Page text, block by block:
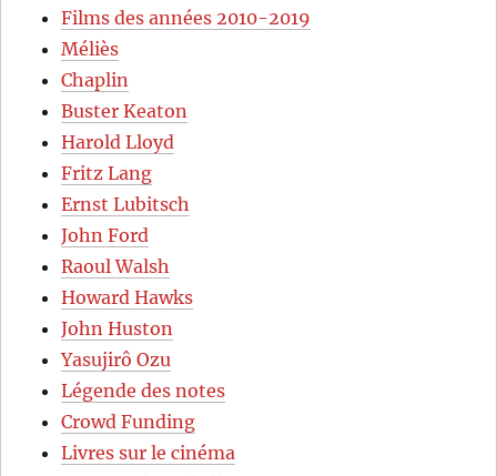
Films des années 2010-2019
Méliès
Chaplin
Buster Keaton
Harold Lloyd
Fritz Lang
Ernst Lubitsch
John Ford
Raoul Walsh
Howard Hawks
John Huston
Yasujirô Ozu
Légende des notes
Crowd Funding
Livres sur le cinéma